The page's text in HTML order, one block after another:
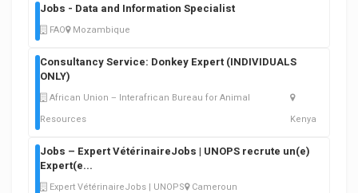
Jobs - Data and Information Specialist
FAO Mozambique
Consultancy Service: Donkey Expert (INDIVIDUALS
ONLY)
African Union – Interafrican Bureau for Animal
Resources
Kenya
Jobs – Expert VétérinaireJobs | UNOPS recrute un(e)
Expert(e...
Expert VétérinaireJobs | UNOPS Cameroun